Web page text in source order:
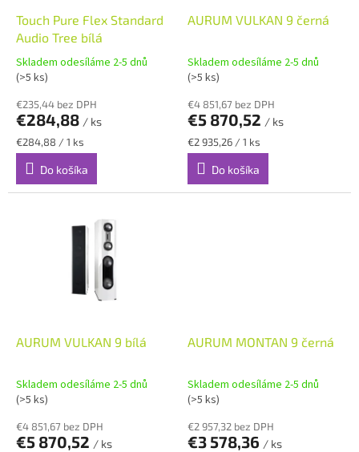
Touch Pure Flex Standard
Audio Tree bílá
Skladem odesíláme 2-5 dnů
(>5 ks)
€235,44 bez DPH
€284,88 / ks
Jednotková
cena:
€284,88 / 1 ks
Do košíka
AURUM VULKAN 9 černá
Skladem odesíláme 2-5 dnů
(>5 ks)
€4 851,67 bez DPH
€5 870,52 / ks
Jednotková
cena:
€2 935,26 / 1 ks
Do košíka
AURUM VULKAN 9 bílá
Skladem odesíláme 2-5 dnů
(>5 ks)
€4 851,67 bez DPH
€5 870,52 / ks
AURUM MONTAN 9 černá
Skladem odesíláme 2-5 dnů
(>5 ks)
€2 957,32 bez DPH
€3 578,36 / ks